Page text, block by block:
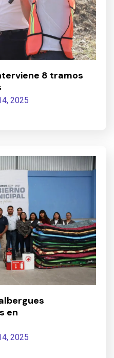
8 tramos
2025
en
2025